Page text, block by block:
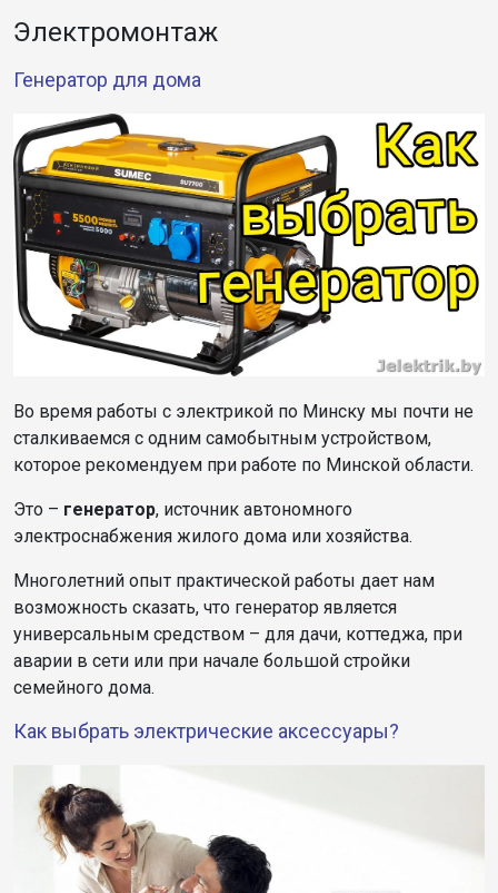
Электромонтаж
Генератор для дома
Во время работы с электрикой по Минску мы почти не
сталкиваемся с одним самобытным устройством,
которое рекомендуем при работе по Минской области.
Это – генератор, источник автономного
электроснабжения жилого дома или хозяйства.
Многолетний опыт практической работы дает нам
возможность сказать, что генератор является
универсальным средством – для дачи, коттеджа, при
аварии в сети или при начале большой стройки
семейного дома.
Как выбрать электрические аксессуары?